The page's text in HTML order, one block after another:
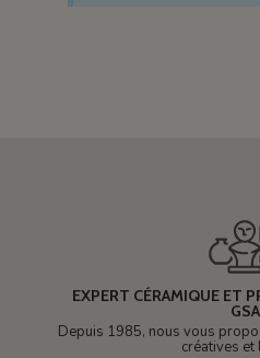
EXPERT CÉRAMIQUE ET
GSA
Depuis 1985, nous vous
créatives et